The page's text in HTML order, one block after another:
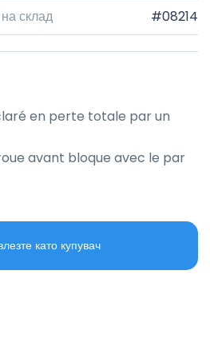
склад
#08214
en perte totale par un
avant bloque avec le par
като купувач